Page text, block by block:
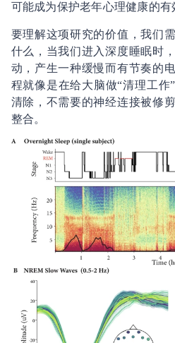
可能成为保护老年心理健康的有
要理解这项研究的价值，我们
什么，当我们进入深度睡眠时
动，产生一种缓慢而有节奏的
程就像是在给大脑做“清理工
清除，不需要的神经连接被修
整合。